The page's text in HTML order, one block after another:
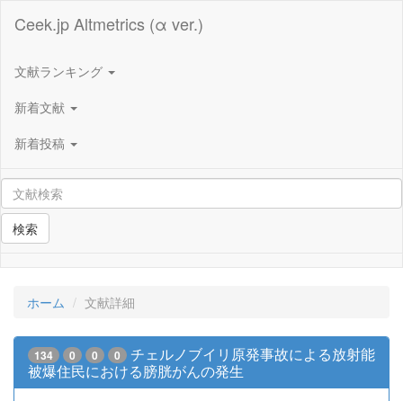
Ceek.jp Altmetrics (α ver.)
文献ランキング
新着文献
新着投稿
検索
ホーム 文献詳細
134 0 0 0
チェルノブイリ原発事故による放射能
被爆住民における膀胱がんの発生